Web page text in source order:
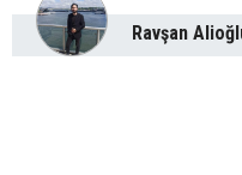
Ravşan